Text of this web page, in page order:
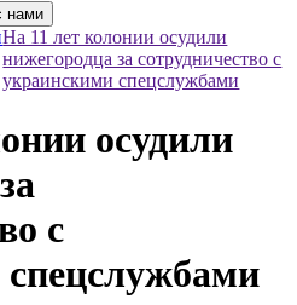
нами
На 11 лет колонии осудили
нижегородца за сотрудничество с
украинскими спецслужбами
осудили
с